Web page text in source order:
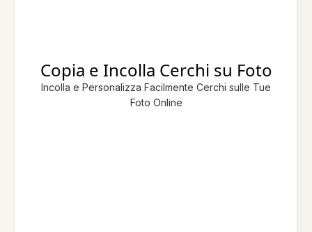
Copia e Incolla Cerchi su Foto
Incolla e Personalizza Facilmente Cerchi sulle Tue
Foto Online